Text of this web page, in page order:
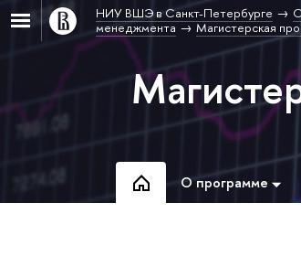
НИУ ВШЭ в Санкт-Петербурге
менеджмента
Магистерская
О программе